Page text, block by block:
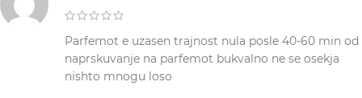
Parfemot e uzasen trajnost nula posle 40-60 min od
naprskuvanje na parfemot bukvalno ne se osekja
nishto mnogu loso